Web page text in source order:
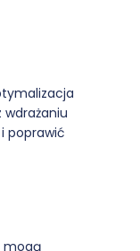
poprawić
mogą